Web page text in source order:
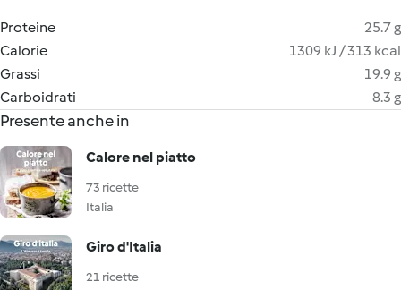
Proteine
25.7 g
Calorie
1309 kJ / 313 kcal
Grassi
19.9 g
Carboidrati
8.3 g
Presente anche in
Calore nel piatto
73 ricette
Italia
Giro d'Italia
21 ricette